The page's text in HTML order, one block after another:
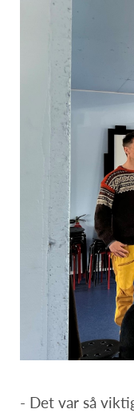
- Det var så